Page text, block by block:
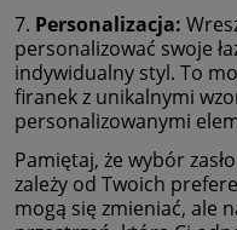
7. Personalizacja:
personalizować swoje
indywidualny styl. To
firanek z unikalnymi
personalizowanymi
Pamiętaj, że wybór
zależy od Twoich
mogą się zmieniać, ale